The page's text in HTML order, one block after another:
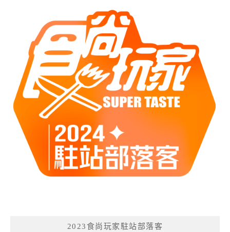
2023食尚玩家駐站部落客